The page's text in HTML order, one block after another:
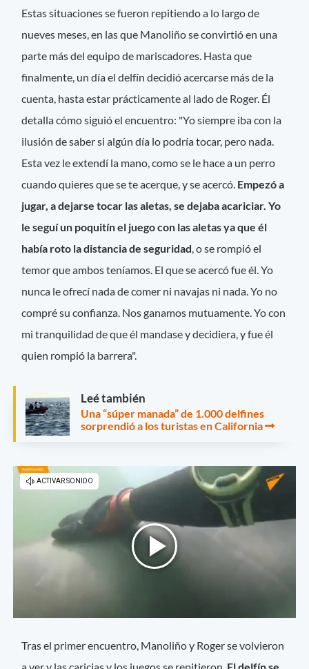
Estas situaciones se fueron repitiendo a lo largo de
nueves meses, en las que Manoliño se convirtió en una
parte más del equipo de mariscadores. Hasta que
finalmente, un día el delfín decidió acercarse más de la
cuenta, hasta estar prácticamente al lado de Roger. Él
detalla cómo siguió el encuentro: "Yo siempre iba con la
ilusión de saber si algún día lo podría tocar, pero nada.
Esta vez le extendí la mano, como se le hace a un perro
cuando quieres que se te acerque, y se acercó. Empezó a
jugar, a dejarse tocar las aletas, se dejaba acariciar. Yo
le seguí un poquitín el juego con las aletas ya que él
había roto la distancia de seguridad, o se rompió el
temor que ambos teníamos. El que se acercó fue él. Yo
nunca le ofrecí nada de comer ni navajas ni nada. Yo no
compré su confianza. Nos ganamos mutuamente. Yo con
mi tranquilidad de que él mandase y decidiera, y fue él
quien rompió la barrera".
Leé también
Una “súper manada” de 1.000 delfines
sorprendió a los turistas en California
Tras el primer encuentro, Manoliño y Roger se volvieron